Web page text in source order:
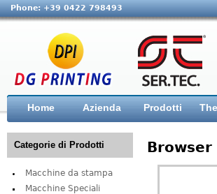
Phone: +39 0422 798493
Home Azienda Prodotti
Categorie di Prodotti
Macchine da stampa
Macchine Speciali